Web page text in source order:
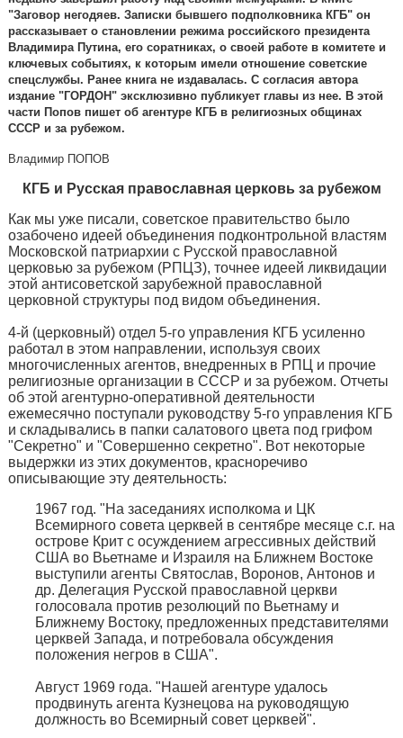
"Заговор негодяев. Записки бывшего подполковника КГБ" он
рассказывает о становлении режима российского президента
Владимира Путина, его соратниках, о своей работе в комитете и
ключевых событиях, к которым имели отношение советские
спецслужбы. Ранее книга не издавалась. С согласия автора
издание "ГОРДОН" эксклюзивно публикует главы из нее. В этой
части Попов пишет об агентуре КГБ в религиозных общинах
СССР и за рубежом.
Владимир ПОПОВ
КГБ и Русская православная церковь за рубежом
Как мы уже писали, советское правительство было
озабочено идеей объединения подконтрольной властям
Московской патриархии с Русской православной
церковью за рубежом (РПЦЗ), точнее идеей ликвидации
этой антисоветской зарубежной православной
церковной структуры под видом объединения.
4-й (церковный) отдел 5-го управления КГБ усиленно
работал в этом направлении, используя своих
многочисленных агентов, внедренных в РПЦ и прочие
религиозные организации в СССР и за рубежом. Отчеты
об этой агентурно-оперативной деятельности
ежемесячно поступали руководству 5-го управления КГБ
и складывались в папки салатового цвета под грифом
"Секретно" и "Совершенно секретно". Вот некоторые
выдержки из этих документов, красноречиво
описывающие эту деятельность:
1967 год. "На заседаниях исполкома и ЦК
Всемирного совета церквей в сентябре месяце с.г. на
острове Крит с осуждением агрессивных действий
США во Вьетнаме и Израиля на Ближнем Востоке
выступили агенты Святослав, Воронов, Антонов и
др. Делегация Русской православной церкви
голосовала против резолюций по Вьетнаму и
Ближнему Востоку, предложенных представителями
церквей Запада, и потребовала обсуждения
положения негров в США".
Август 1969 года. "Нашей агентуре удалось
продвинуть агента Кузнецова на руководящую
должность во Всемирный совет церквей".